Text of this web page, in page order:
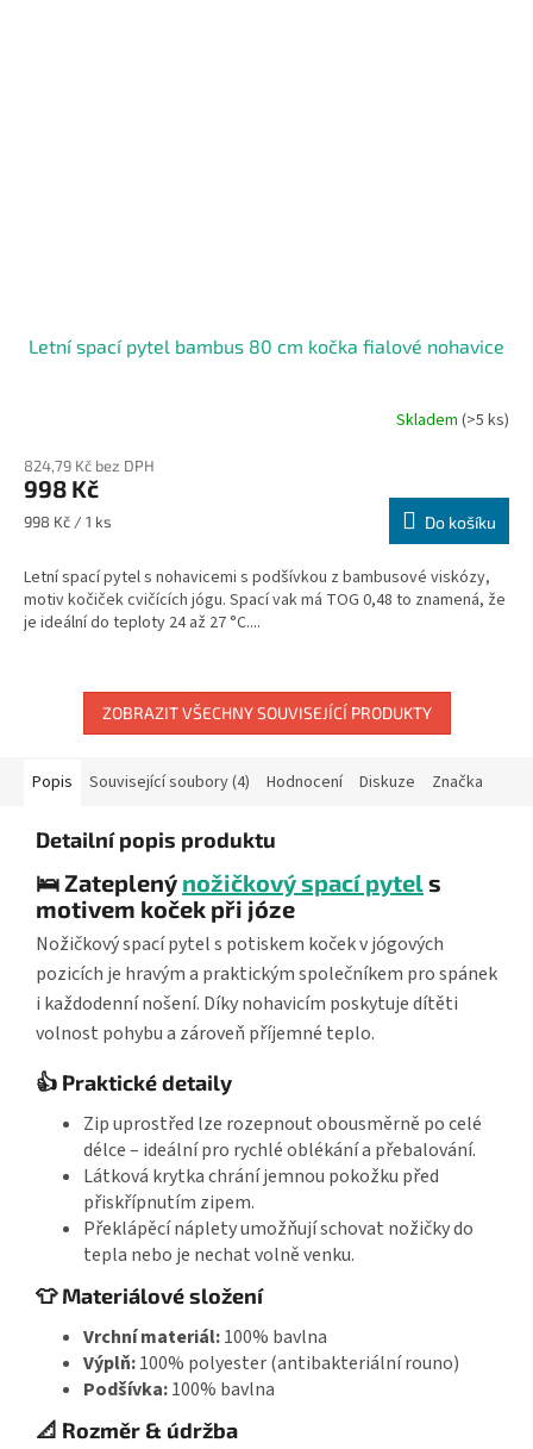
Letní spací pytel bambus 80 cm kočka fialové nohavice
Skladem (>5 ks)
824,79 Kč bez DPH
998 Kč
Měrná
998 Kč / 1 ks Do košíku
Letní spací pytel s nohavicemi s podšívkou z bambusové viskózy,
motiv kočiček cvičících jógu. Spací vak má TOG 0,48 to znamená, že
je ideální do teploty 24 až 27 °C....
ZOBRAZIT VŠECHNY SOUVISEJÍCÍ PRODUKTY
Popis Související soubory (4) Hodnocení Diskuze Značka
Detailní popis produktu
🛌 Zateplený nožičkový spací pytel s
motivem koček při józe
Nožičkový spací pytel s potiskem koček v jógových
pozicích je hravým a praktickým společníkem pro spánek
i každodenní nošení. Díky nohavicím poskytuje dítěti
volnost pohybu a zároveň příjemné teplo.
👍 Praktické detaily
Zip uprostřed lze rozepnout obousměrně po celé
délce – ideální pro rychlé oblékání a přebalování.
Látková krytka chrání jemnou pokožku před
přiskřípnutím zipem.
Překlápěcí náplety umožňují schovat nožičky do
tepla nebo je nechat volně venku.
👕 Materiálové složení
Vrchní materiál:100% bavlna
Výplň:100% polyester (antibakteriální rouno)
Podšívka:100% bavlna
📐 Rozměr & údržba